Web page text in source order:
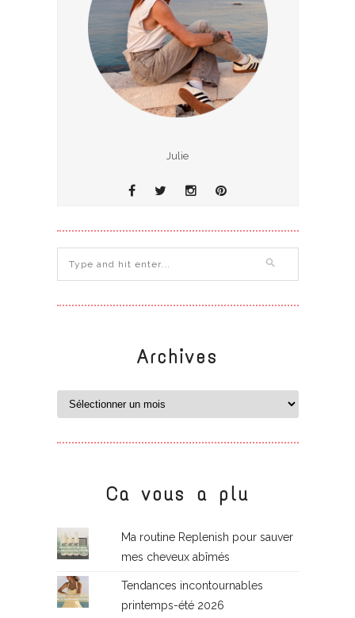
Julie
Archives
Ca vous a plu
Ma routine Replenish pour sauver
mes cheveux abîmés
Tendances incontournables
printemps-été 2026